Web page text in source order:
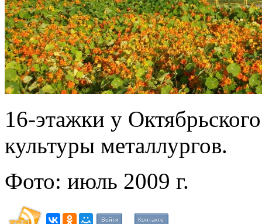
16-этажки у
культуры металлургов.
Фото: июль 2009 г.
Войти Контакте